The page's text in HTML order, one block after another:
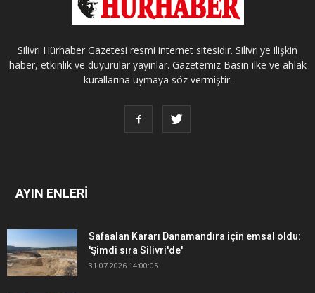
Silivri Hürhaber Gazetesi resmi internet sitesidir. Silivri'ye ilişkin
haber, etkinlik ve duyurular yayınlar. Gazetemiz Basın ilke ve ahlak
kurallarına uymaya söz vermiştir.
AYIN ENLERİ
Safaalan Kararı Danamandıra için emsal oldu:
'Şimdi sıra Silivri'de'
31.07.2026 14:00:05